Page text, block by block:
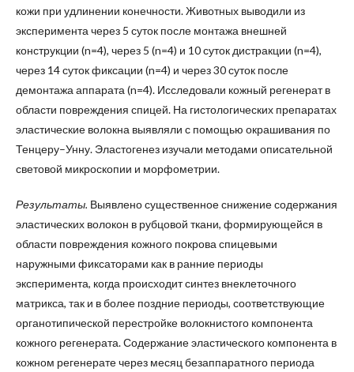
кожи при удлинении конечности. Животных выводили из
эксперимента через 5 суток после монтажа внешней
конструкции (n=4), через 5 (n=4) и 10 суток дистракции (n=4),
через 14 суток фиксации (n=4) и через 30 суток после
демонтажа аппарата (n=4). Исследовали кожный регенерат в
области повреждения спицей. На гистологических препаратах
эластические волокна выявляли с помощью окрашивания по
Тенцеру–Унну. Эластогенез изучали методами описательной
световой микроскопии и морфометрии.
Результаты. Выявлено существенное снижение содержания
эластических волокон в рубцовой ткани, формирующейся в
области повреждения кожного покрова спицевыми
наружными фиксаторами как в ранние периоды
эксперимента, когда происходит синтез внеклеточного
матрикса, так и в более поздние периоды, соответствующие
органотипической перестройке волокнистого компонента
кожного регенерата. Содержание эластического компонента в
кожном регенерате через месяц безаппаратного периода